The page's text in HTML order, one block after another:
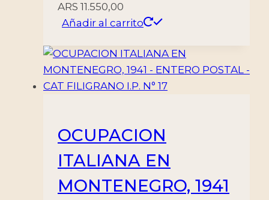
ARS 11.550,00
Añadir al carrito
OCUPACION
ITALIANA EN
MONTENEGRO, 1941